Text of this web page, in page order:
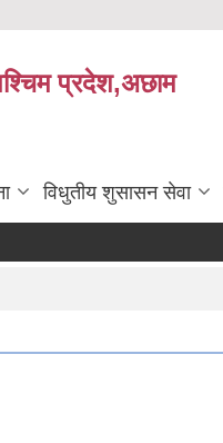
प्रदेश,अछाम
विधुतीय शुसासन सेवा